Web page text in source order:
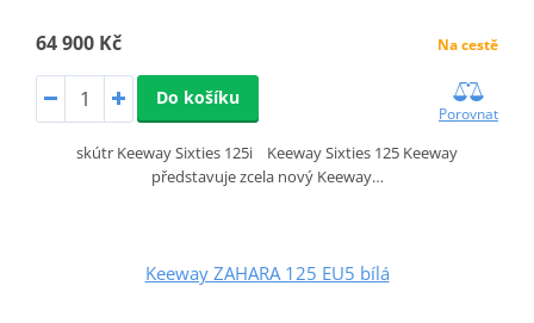
64 900 Kč Na cestě
Do košíku
Porovnat
skútr Keeway Sixties 125i Keeway Sixties 125 Keeway
představuje zcela nový Keeway…
Keeway ZAHARA 125 EU5 bílá